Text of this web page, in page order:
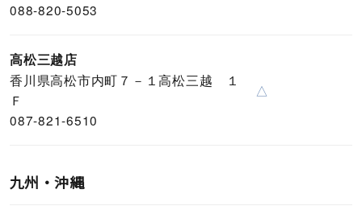
088-820-5053
高松三越店
香川県高松市内町７－１高松三越 １
Ｆ
087-821-6510
△
九州・沖縄